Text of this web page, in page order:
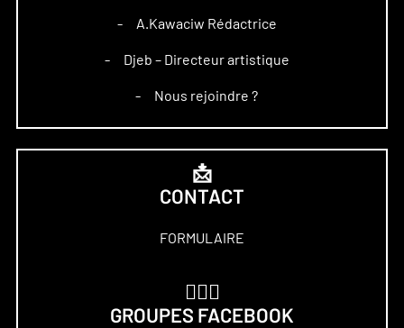
– A.Kawaciw Rédactrice
– Djeb – Directeur artistique
– Nous rejoindre ?
📩
CONTACT
FORMULAIRE
GROUPES FACEBOOK